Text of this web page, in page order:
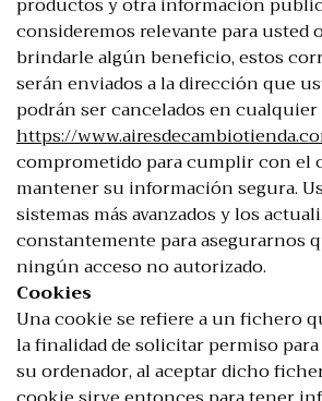
consideremos relevante para usted
brindarle algún beneficio, estos
serán enviados a la dirección que
podrán ser cancelados en
https://
comprometido para cumplir con el
mantener su información segura.
sistemas más avanzados y los
constantemente para asegurarnos
ningún acceso no autorizado.
Cookies
Una cookie se refiere a un fichero
la finalidad de solicitar permiso
su ordenador, al aceptar dicho